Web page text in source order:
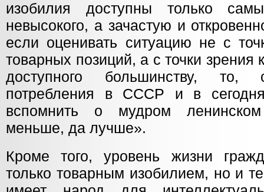
изобилия доступны только
невысокого, а зачастую и
если оценивать ситуацию не с
товарных позиций, а с точки зрения
доступного большинству, то,
потребления в СССР и в
вспомнить о мудром
меньше, да лучше».
Кроме того, уровень жизни
только товарным изобилием, но и